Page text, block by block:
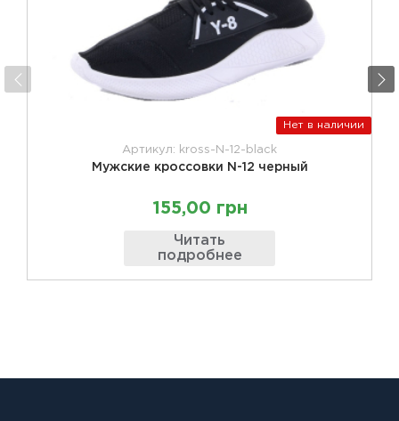
Нет в наличии
Артикул: kross-N-12-black
Мужские кроссовки N-12 черный
155,00 грн
Читать
подробнее